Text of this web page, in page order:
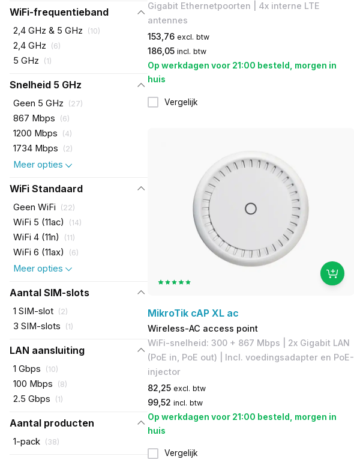
WiFi-frequentieband
2,4 GHz & 5 GHz (10)
2,4 GHz (6)
5 GHz (1)
Snelheid 5 GHz
Geen 5 GHz (27)
867 Mbps (6)
1200 Mbps (4)
1734 Mbps (2)
Meer opties
WiFi Standaard
Geen WiFi (22)
WiFi 5 (11ac) (14)
WiFi 4 (11n) (11)
WiFi 6 (11ax) (6)
Meer opties
Aantal SIM-slots
1 SIM-slot (2)
3 SIM-slots (1)
LAN aansluiting
1 Gbps (10)
100 Mbps (8)
2.5 Gbps (1)
Aantal producten
1-pack (38)
Gigabit Ethernetpoorten | 4x interne LTE
antennes
153,76 excl. btw
186,05 incl. btw
Op werkdagen voor 21:00 besteld, morgen in
huis
Vergelijk
MikroTik cAP XL ac
Wireless-AC access point
WiFi-snelheid: 300 + 867 Mbps | 2x Gigabit LAN
(PoE in, PoE out) | Incl. voedingsadapter en PoE-
injector
82,25 excl. btw
99,52 incl. btw
Op werkdagen voor 21:00 besteld, morgen in
huis
Vergelijk